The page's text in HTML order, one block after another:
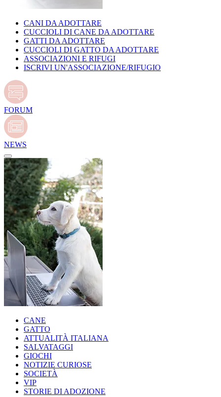
CANI DA ADOTTARE
CUCCIOLI DI CANE DA ADOTTARE
GATTI DA ADOTTARE
CUCCIOLI DI GATTO DA ADOTTARE
ASSOCIAZIONI E RIFUGI
ISCRIVI UN'ASSOCIAZIONE/RIFUGIO
FORUM
NEWS
CANE
GATTO
ATTUALITÀ ITALIANA
SALVATAGGI
GIOCHI
NOTIZIE CURIOSE
SOCIETÀ
VIP
STORIE DI ADOZIONE